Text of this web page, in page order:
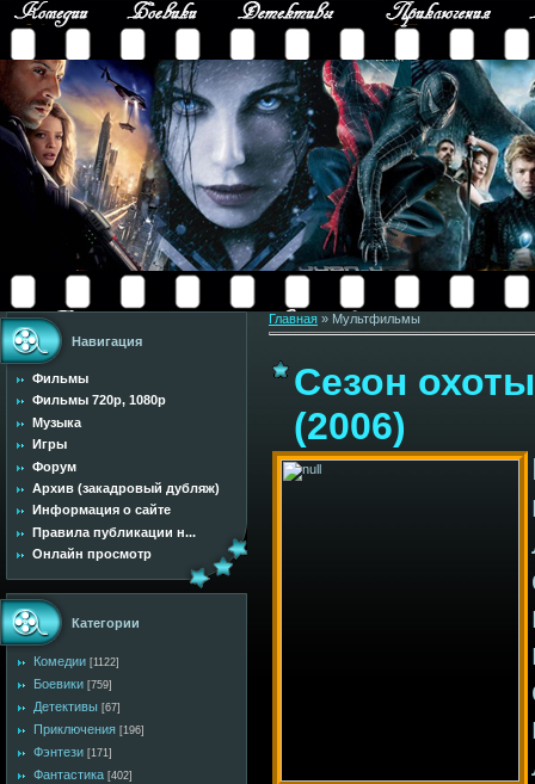
Навигация
Фильмы
Фильмы 720p, 1080p
Музыка
Игры
Форум
Архив (закадровый дубляж)
Информация о сайте
Правила публикации н...
Онлайн просмотр
Категории
Комедии [1122]
Боевики [759]
Детективы [67]
Приключения [196]
Фэнтези [171]
Фантастика [402]
Главная » Мультфильмы
Сезон
(2006)